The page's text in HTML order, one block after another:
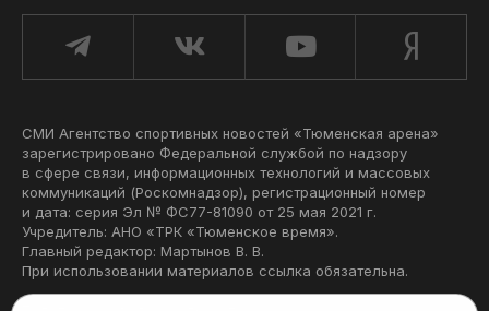
СМИ Агентство спортивных новостей «Тюменская арена»
зарегистрировано Федеральной службой по надзору
в сфере связи, информационных технологий и массовых
коммуникаций (Роскомнадзор), регистрационный номер
и дата: серия Эл № ФС77-81090 от 25 мая 2021 г.
Учредитель: АНО «ТРК «Тюменское время».
Главный редактор: Мартынов В. В.
При использовании материалов ссылка обязательна.